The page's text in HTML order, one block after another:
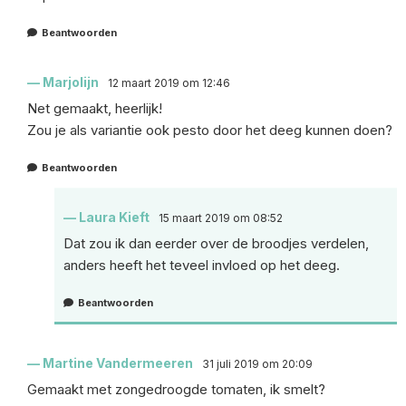
Beantwoorden
Marjolijn 12 maart 2019 om 12:46
Net gemaakt, heerlijk!
Zou je als variantie ook pesto door het deeg kunnen doen?
Beantwoorden
Laura Kieft 15 maart 2019 om 08:52
Dat zou ik dan eerder over de broodjes verdelen,
anders heeft het teveel invloed op het deeg.
Beantwoorden
Martine Vandermeeren 31 juli 2019 om 20:09
Gemaakt met zongedroogde tomaten, ik smelt?